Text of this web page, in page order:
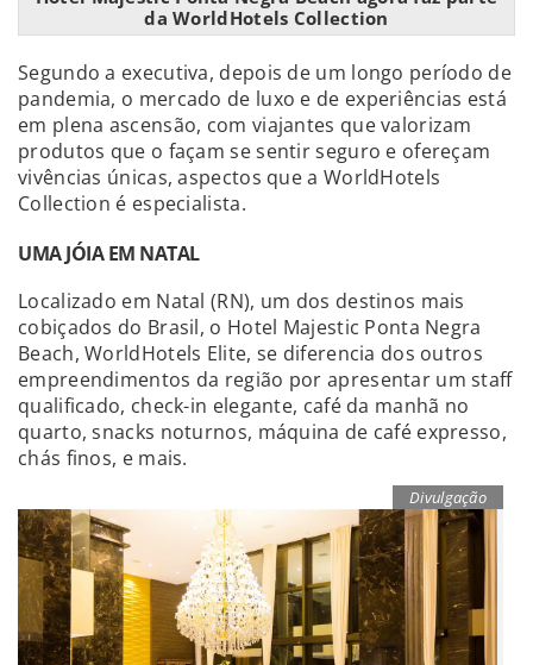
da WorldHotels Collection
Segundo a executiva, depois de um longo período de
pandemia, o mercado de luxo e de experiências está
em plena ascensão, com viajantes que valorizam
produtos que o façam se sentir seguro e ofereçam
vivências únicas, aspectos que a WorldHotels
Collection é especialista.
UMA JÓIA EM NATAL
Localizado em Natal (RN), um dos destinos mais
cobiçados do Brasil, o Hotel Majestic Ponta Negra
Beach, WorldHotels Elite, se diferencia dos outros
empreendimentos da região por apresentar um staff
qualificado, check-in elegante, café da manhã no
quarto, snacks noturnos, máquina de café expresso,
chás finos, e mais.
Divulgação